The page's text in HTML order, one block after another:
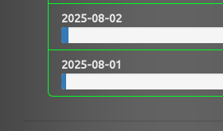
2025-08-02
2025-08-01